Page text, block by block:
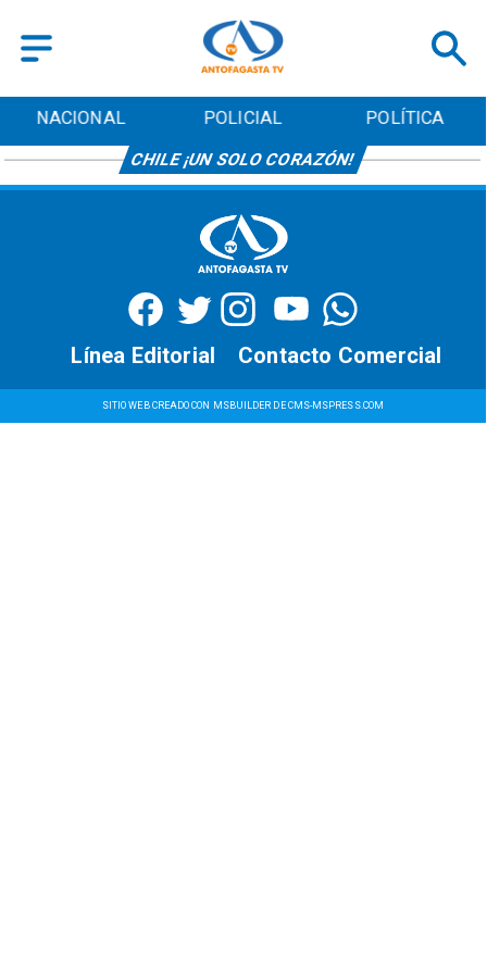
NACIONAL POLICIAL POLÍTICA
CHILE ¡UN SOLO CORAZÓN!
SITIO WEB CREADO CON MSBUILDER DE CMS-MSPRESS.COM
Contacto Comercial
Línea Editorial